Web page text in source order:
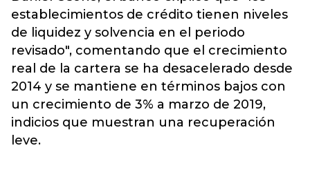
establecimientos de crédito tienen niveles
de liquidez y solvencia en el periodo
revisado", comentando que el crecimiento
real de la cartera se ha desacelerado desde
2014 y se mantiene en términos bajos con
un crecimiento de 3% a marzo de 2019,
indicios que muestran una recuperación
leve.